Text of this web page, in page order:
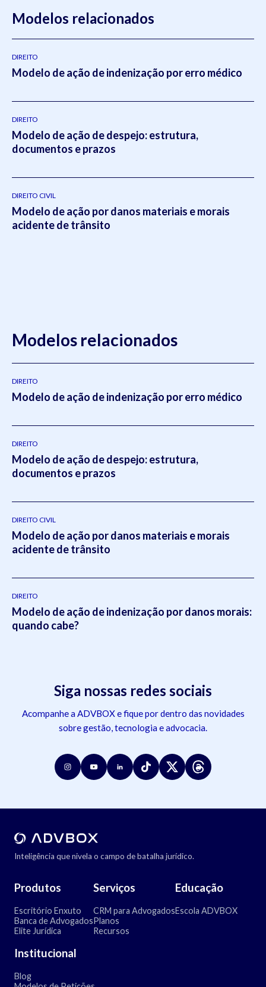
Modelos relacionados
DIREITO
Modelo de ação de indenização por erro médico
DIREITO
Modelo de ação de despejo: estrutura,
documentos e prazos
DIREITO CIVIL
Modelo de ação por danos materiais e morais
acidente de trânsito
Modelos relacionados
DIREITO
Modelo de ação de indenização por erro médico
DIREITO
Modelo de ação de despejo: estrutura,
documentos e prazos
DIREITO CIVIL
Modelo de ação por danos materiais e morais
acidente de trânsito
DIREITO
Modelo de ação de indenização por danos morais:
quando cabe?
Siga nossas redes sociais
Acompanhe a ADVBOX e fique por dentro das novidades
sobre gestão, tecnologia e advocacia.
Inteligência que nivela o campo de batalha jurídico.
Produtos
Escritório Enxuto
Banca de Advogados
Elite Jurídica
Serviços
CRM para Advogados
Planos
Recursos
Educação
Escola ADVBOX
Institucional
Blog